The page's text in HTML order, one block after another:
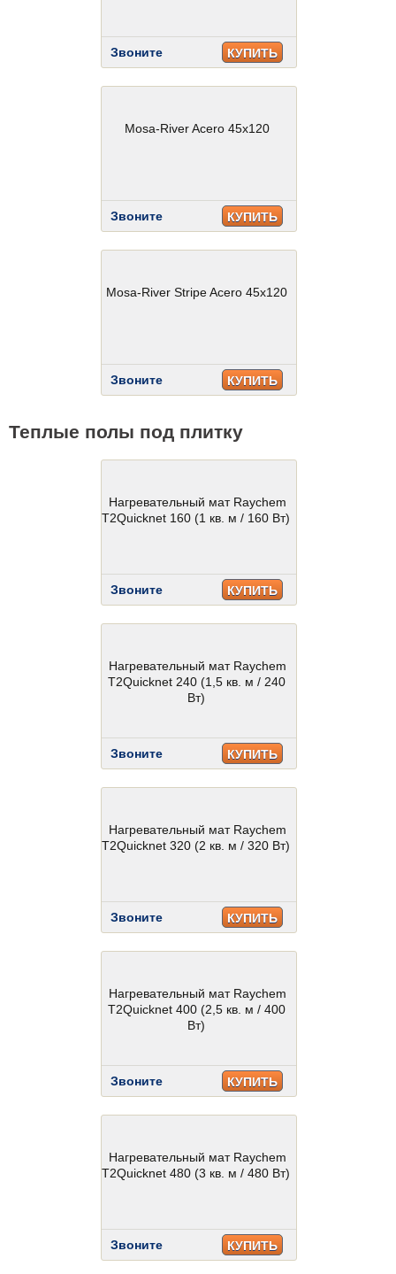
Звоните КУПИТЬ
Mosa-River Acero 45x120
Звоните КУПИТЬ
Mosa-River Stripe Acero 45x120
Звоните КУПИТЬ
Теплые полы под плитку
Нагревательный мат Raychem
T2Quicknet 160 (1 кв. м / 160 Вт)
Звоните КУПИТЬ
Нагревательный мат Raychem
T2Quicknet 240 (1,5 кв. м / 240
Вт)
Звоните КУПИТЬ
Нагревательный мат Raychem
T2Quicknet 320 (2 кв. м / 320 Вт)
Звоните КУПИТЬ
Нагревательный мат Raychem
T2Quicknet 400 (2,5 кв. м / 400
Вт)
Звоните КУПИТЬ
Нагревательный мат Raychem
T2Quicknet 480 (3 кв. м / 480 Вт)
Звоните КУПИТЬ